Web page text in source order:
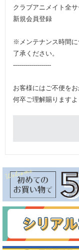
クラブアニメイト全
新規会員登録
※メンテナンス時間
了承ください。
-------------------
お客様にはご不便を
何卒ご理解賜りますよ